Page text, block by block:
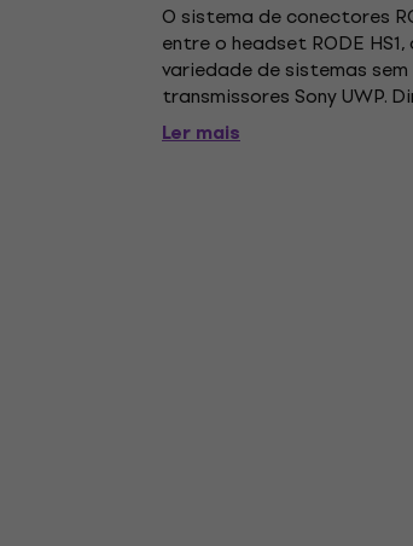
O sistema de conectores
entre o headset RODE
variedade de sistemas
transmissores Sony UWP.
Ler mais